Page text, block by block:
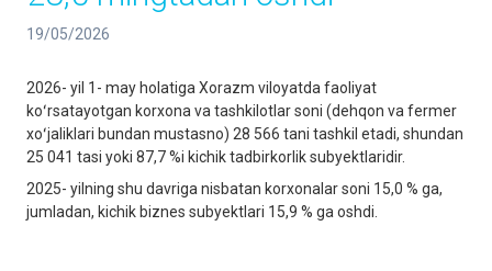
19/05/2026
2026- yil 1- may holatiga Xorazm viloyatda faoliyat
koʻrsatayotgan korxona va tashkilotlar soni (dehqon va fermer
xoʻjaliklari bundan mustasno) 28 566 tani tashkil etadi, shundan
25 041 tasi yoki 87,7 %i kichik tadbirkorlik subyektlaridir.
2025- yilning shu davriga nisbatan korxonalar soni 15,0 % ga,
jumladan, kichik biznes subyektlari 15,9 % ga oshdi.